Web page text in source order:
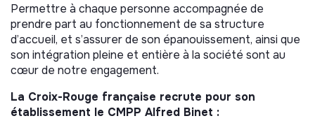
Permettre à chaque personne accompagnée de
prendre part au fonctionnement de sa structure
d’accueil, et s’assurer de son épanouissement, ainsi que
son intégration pleine et entière à la société sont au
cœur de notre engagement.
La Croix-Rouge française recrute pour son
établissement le CMPP Alfred Binet :